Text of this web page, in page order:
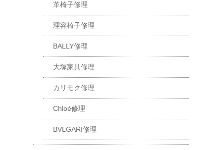
革椅子修理
理容椅子修理
BALLY修理
大塚家具修理
カリモク修理
Chloé修理
BVLGARI修理